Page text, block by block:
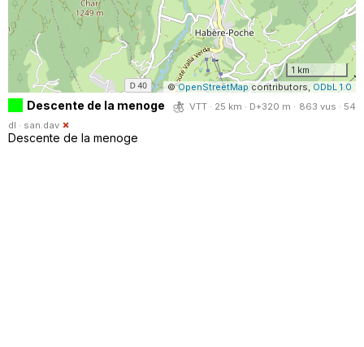
1 km
©OpenStreetMap contributors, ODbL 1.0
Descente de la menoge
VTT · 25 km · D+320 m · 863 vus · 54
dl · san.dav
Descente de la menoge